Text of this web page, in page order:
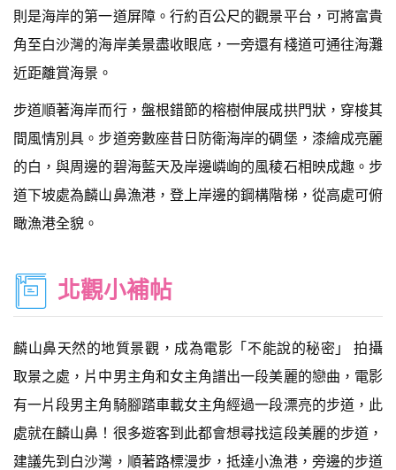
則是海岸的第一道屏障。行約百公尺的觀景平台，可將富貴
角至白沙灣的海岸美景盡收眼底，一旁還有棧道可通往海灘
近距離賞海景。
步道順著海岸而行，盤根錯節的榕樹伸展成拱門狀，穿梭其
間風情別具。步道旁數座昔日防衛海岸的碉堡，漆繪成亮麗
的白，與周邊的碧海藍天及岸邊嶙峋的風稜石相映成趣。步
道下坡處為麟山鼻漁港，登上岸邊的鋼構階梯，從高處可俯
瞰漁港全貌。
北觀小補帖
麟山鼻天然的地質景觀，成為電影「不能說的秘密」 拍攝
取景之處，片中男主角和女主角譜出一段美麗的戀曲，電影
有一片段男主角騎腳踏車載女主角經過一段漂亮的步道，此
處就在麟山鼻！很多遊客到此都會想尋找這段美麗的步道，
建議先到白沙灣，順著路標漫步，抵達小漁港，旁邊的步道